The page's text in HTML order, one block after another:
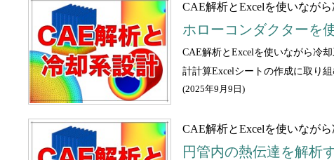
CAE解析とExcelを使いなが
ホローコンダクターを
CAE解析とExcelを使いながら冷
計計算Excelシートの作成に取り組
(2025年9月9日 )
CAE解析とExcelを使いなが
円管内の熱伝達を解析